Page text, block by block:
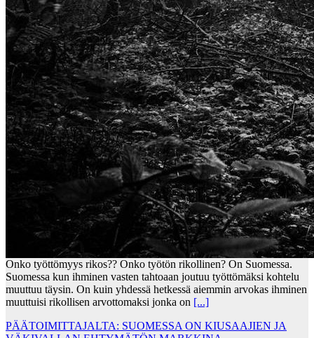
Onko työttömyys rikos?? Onko työtön rikollinen? On Suomessa.
Suomessa kun ihminen vasten tahtoaan joutuu työttömäksi kohtelu
muuttuu täysin. On kuin yhdessä hetkessä aiemmin arvokas ihminen
muuttuisi rikollisen arvottomaksi jonka on [...]
PÄÄTOIMITTAJALTA: SUOMESSA ON KIUSAAJIEN JA